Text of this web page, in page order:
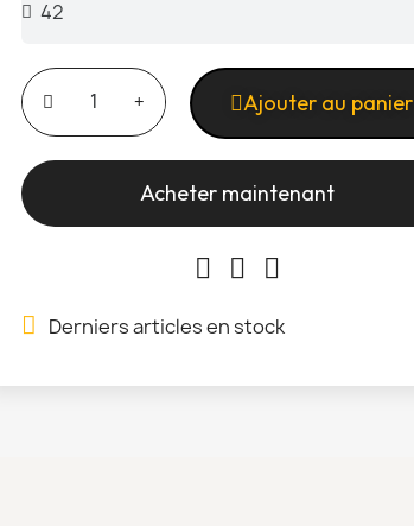
Ajouter au panier
Acheter maintenant
Derniers articles en stock